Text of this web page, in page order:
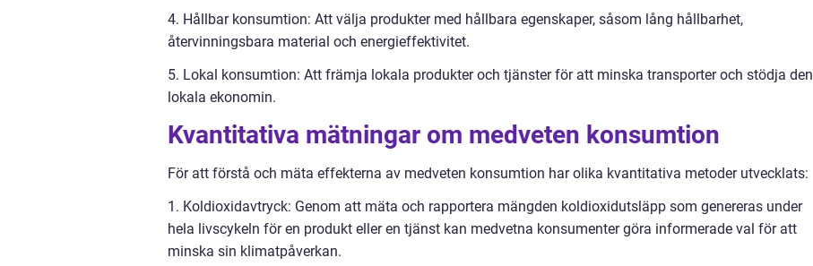
4. Hållbar konsumtion: Att välja produkter med hållbara egenskaper, såsom lång hållbarhet,
återvinningsbara material och energieffektivitet.
5. Lokal konsumtion: Att främja lokala produkter och tjänster för att minska transporter och stödja den
lokala ekonomin.
Kvantitativa mätningar om medveten konsumtion
För att förstå och mäta effekterna av medveten konsumtion har olika kvantitativa metoder utvecklats:
1. Koldioxidavtryck: Genom att mäta och rapportera mängden koldioxidutsläpp som genereras under
hela livscykeln för en produkt eller en tjänst kan medvetna konsumenter göra informerade val för att
minska sin klimatpåverkan.